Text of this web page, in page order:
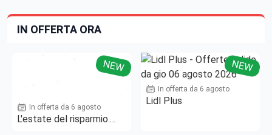
IN OFFERTA ORA
NEW
In offerta da 6 agosto
L'estate del risparmio.
NEW
In offerta da 6 agosto
Lidl Plus